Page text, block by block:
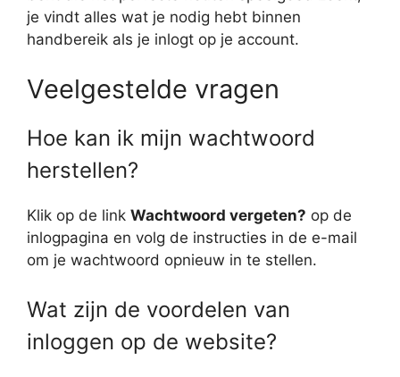
je vindt alles wat je nodig hebt binnen
handbereik als je inlogt op je account.
Veelgestelde vragen
Hoe kan ik mijn wachtwoord
herstellen?
Klik op de link Wachtwoord vergeten? op de
inlogpagina en volg de instructies in de e-mail
om je wachtwoord opnieuw in te stellen.
Wat zijn de voordelen van
inloggen op de website?